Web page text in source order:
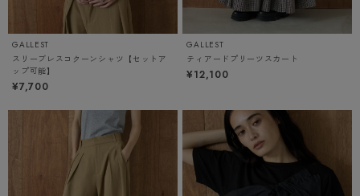
GALLEST
スリーブレスコクーンシャツ【セットア
ップ可能】
¥7,700
GALLEST
ティアードプリーツスカート
¥12,100